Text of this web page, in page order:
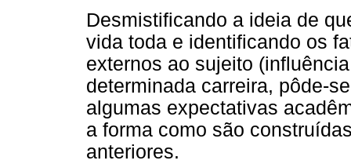
Desmistificando a ideia de
vida toda e identificando os
externos ao sujeito
determinada carreira, pôde-
algumas expectativas
a forma como são
anteriores.